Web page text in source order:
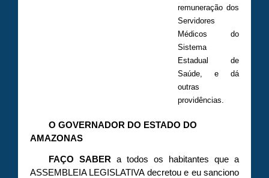
remuneração dos
Servidores
Médicos do
Sistema
Estadual de
Saúde, e dá
outras
providências.
O GOVERNADOR DO ESTADO DO
AMAZONAS
FAÇO SABER a todos os habitantes que a
ASSEMBLEIA LEGISLATIVA decretou e eu sanciono